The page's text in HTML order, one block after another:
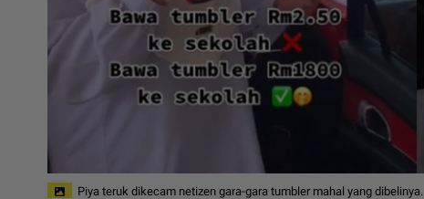
Piya teruk dikecam netizen gara-gara tumbler mahal yang dibelinya.